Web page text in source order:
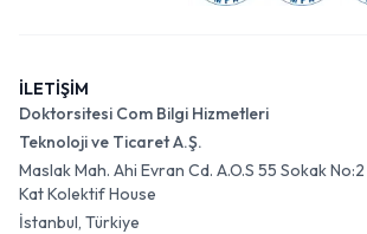
İLETİŞİM
Doktorsitesi Com Bilgi Hizmetleri
Teknoloji ve Ticaret A.Ş.
Maslak Mah. Ahi Evran Cd. A.O.S 55 Sokak
Kat Kolektif House
İstanbul, Türkiye